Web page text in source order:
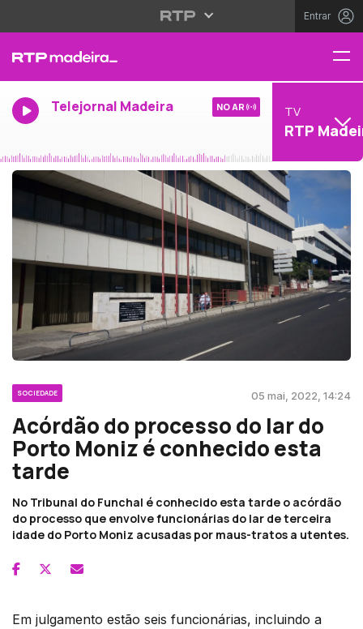
Entrar
Telejornal Madeira NO AR TV
RTP
SOCIEDADE 05 mai, 2022, 14:24
Acórdão do processo do lar do
Porto Moniz é conhecido esta
tarde
No Tribunal do Funchal é conhecido esta tarde o acórdão
do processo que envolve funcionárias do lar de terceira
idade do Porto Moniz acusadas por maus-tratos a utentes.
Em julgamento estão seis funcionárias, incluindo a